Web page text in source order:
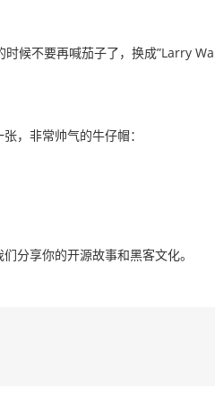
候不要再喊茄子了，换成”Larry
，非常帅气的牛仔帽：
分享你的开源故事和黑客文化。